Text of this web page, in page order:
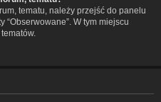
tematu, należy przejść do panelu
W tym miejscu